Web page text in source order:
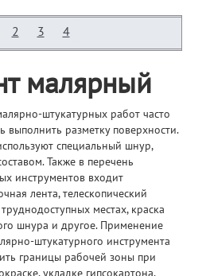
2 3 4
малярный
штукатурных работ часто
выполнить разметку поверхности.
специальный шнур,
Также в перечень
инструментов входит
лента, телескопический
местах, краска
шнура и другое. Применение
штукатурного инструмента
границы рабочей зоны при
укладке гипсокартона,